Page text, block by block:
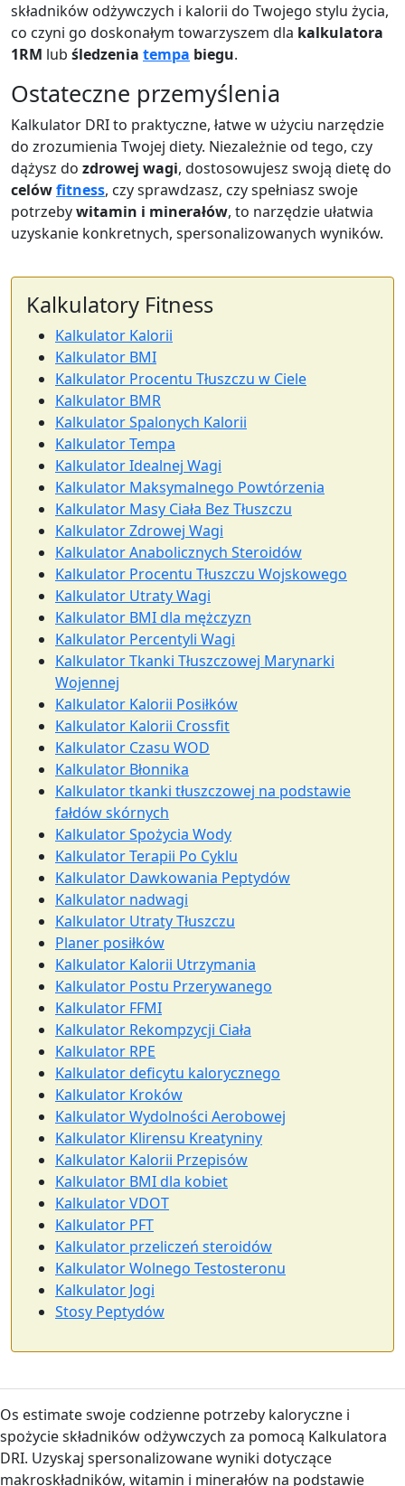
składników odżywczych i kalorii do Twojego stylu życia,
co czyni go doskonałym towarzyszem dla kalkulatora
1RM lub śledzenia tempa biegu.
Ostateczne przemyślenia
Kalkulator DRI to praktyczne, łatwe w użyciu narzędzie
do zrozumienia Twojej diety. Niezależnie od tego, czy
dążysz do zdrowej wagi, dostosowujesz swoją dietę do
celówfitness, czy sprawdzasz, czy spełniasz swoje
potrzebywitamin i minerałów, to narzędzie ułatwia
uzyskanie konkretnych, spersonalizowanych wyników.
Kalkulatory Fitness
Kalkulator Kalorii
Kalkulator BMI
Kalkulator Procentu Tłuszczu w Ciele
Kalkulator BMR
Kalkulator Spalonych Kalorii
Kalkulator Tempa
Kalkulator Idealnej Wagi
Kalkulator Maksymalnego Powtórzenia
Kalkulator Masy Ciała Bez Tłuszczu
Kalkulator Zdrowej Wagi
Kalkulator Anabolicznych Steroidów
Kalkulator Procentu Tłuszczu Wojskowego
Kalkulator Utraty Wagi
Kalkulator BMI dla mężczyzn
Kalkulator Percentyli Wagi
Kalkulator Tkanki Tłuszczowej Marynarki
Wojennej
Kalkulator Kalorii Posiłków
Kalkulator Kalorii Crossfit
Kalkulator Czasu WOD
Kalkulator Błonnika
Kalkulator tkanki tłuszczowej na podstawie
fałdów skórnych
Kalkulator Spożycia Wody
Kalkulator Terapii Po Cyklu
Kalkulator Dawkowania Peptydów
Kalkulator nadwagi
Kalkulator Utraty Tłuszczu
Planer posiłków
Kalkulator Kalorii Utrzymania
Kalkulator Postu Przerywanego
Kalkulator FFMI
Kalkulator Rekompzycji Ciała
Kalkulator RPE
Kalkulator deficytu kalorycznego
Kalkulator Kroków
Kalkulator Wydolności Aerobowej
Kalkulator Klirensu Kreatyniny
Kalkulator Kalorii Przepisów
Kalkulator BMI dla kobiet
Kalkulator VDOT
Kalkulator PFT
Kalkulator przeliczeń steroidów
Kalkulator Wolnego Testosteronu
Kalkulator Jogi
Stosy Peptydów
Os estimate swoje codzienne potrzeby kaloryczne i
spożycie składników odżywczych za pomocą Kalkulatora
DRI. Uzyskaj spersonalizowane wyniki dotyczące
makroskładników, witamin i minerałów na podstawie